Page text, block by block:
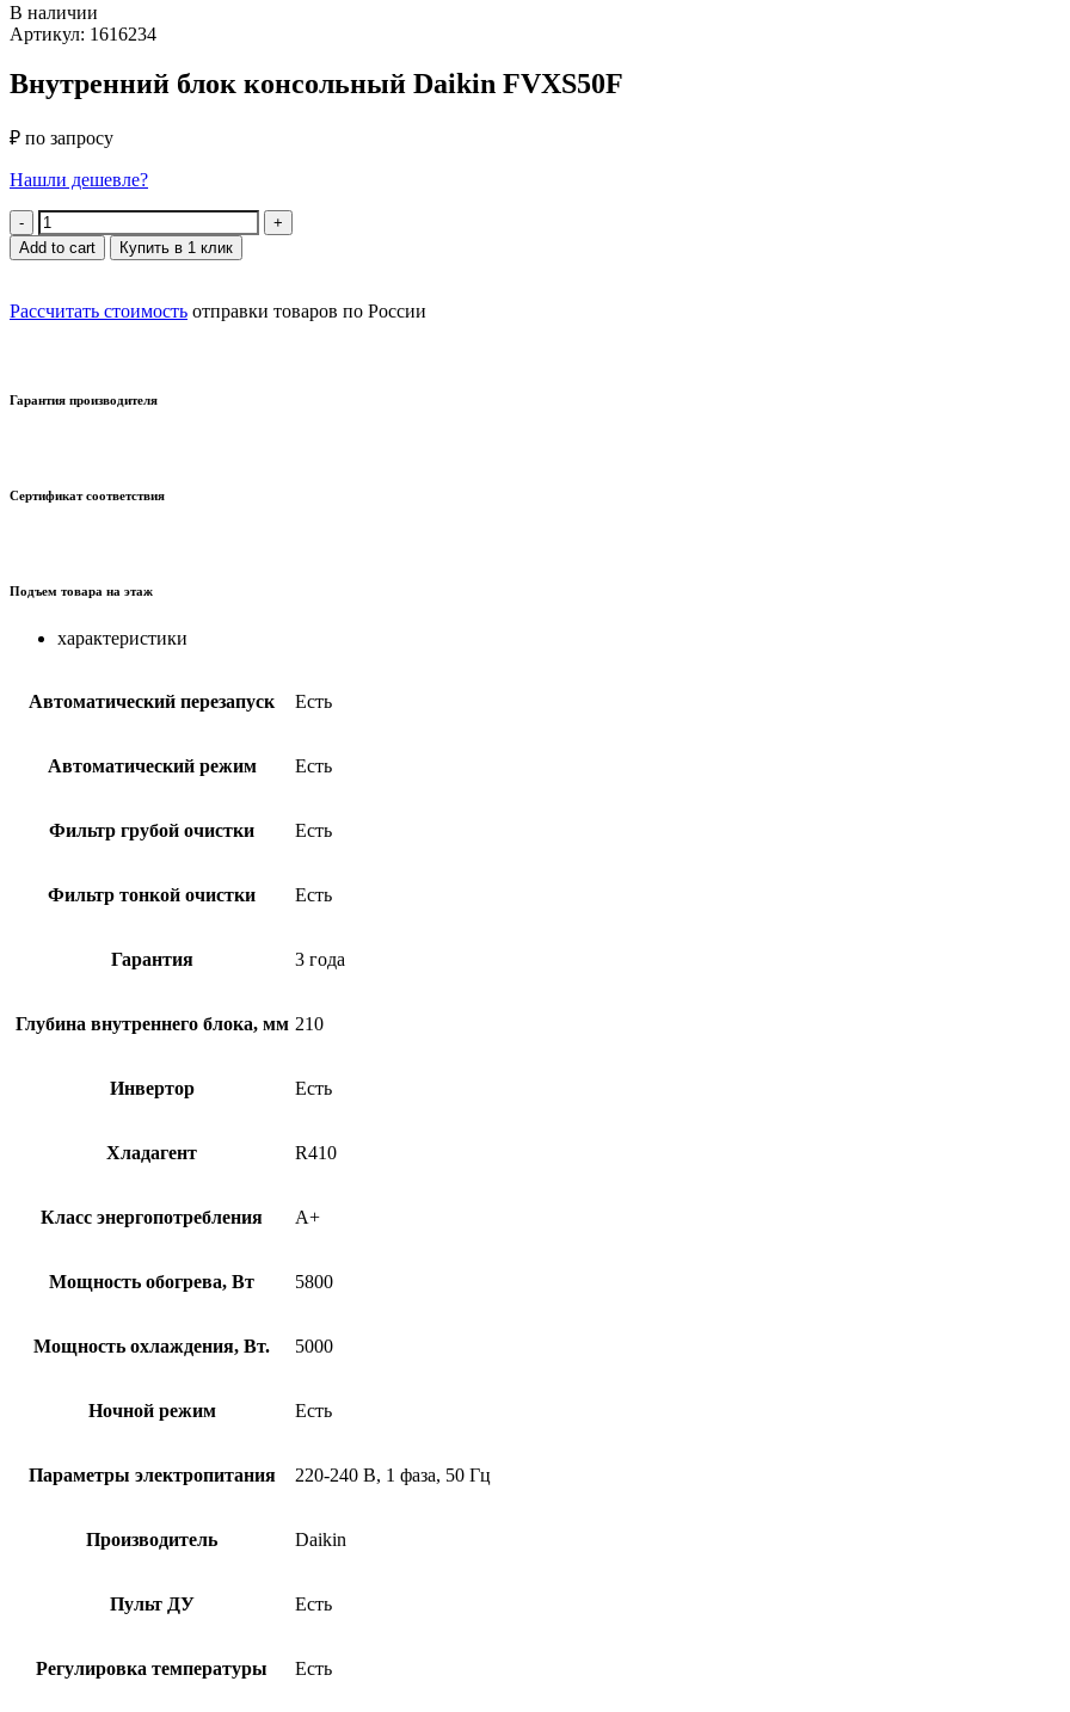
В наличии
Артикул: 1616234
Внутренний блок консольный Daikin FVXS50F
₽ по запросу
Нашли дешевле?
Quantity
Add to cart Купить в 1 клик
Рассчитать стоимость отправки товаров по России
Гарантия производителя
Сертификат соответствия
Подъем товара на этаж
характеристики
Автоматический перезапуск Есть
Автоматический режим Есть
Фильтр грубой очистки Есть
Фильтр тонкой очистки Есть
Гарантия 3 года
Глубина внутреннего блока, мм 210
Инвертор Есть
Хладагент R410
Класс энергопотребления A+
Мощность обогрева, Вт 5800
Мощность охлаждения, Вт. 5000
Ночной режим Есть
Параметры электропитания 220-240 В, 1 фаза, 50 Гц
Производитель Daikin
Пульт ДУ Есть
Регулировка температуры Есть